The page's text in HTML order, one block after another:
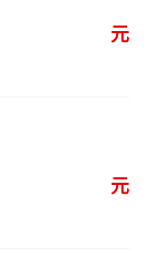
元
元